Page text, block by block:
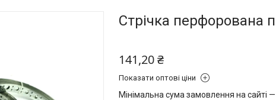
Стрічка перфорована
141,20 ₴
Показати оптові ціни
Мінімальна сума замовлення на сайті